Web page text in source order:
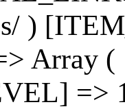
)
Array
=>